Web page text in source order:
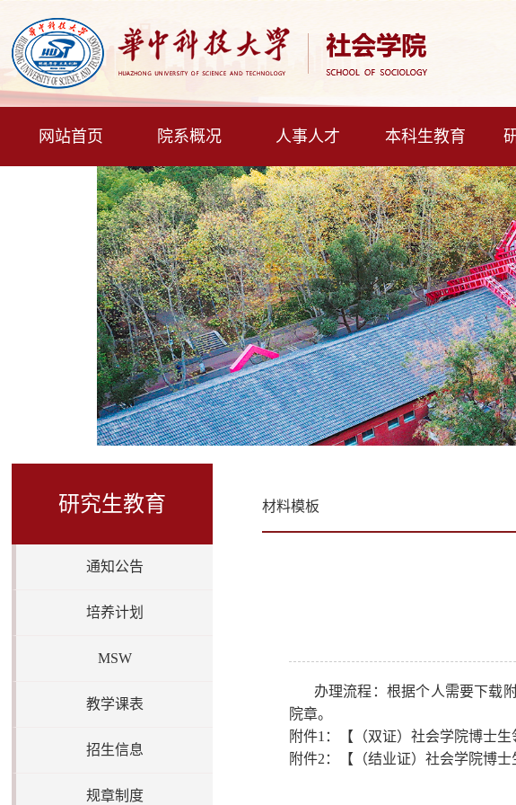
网站首页 院系概况 人事人才 本科生教育
研究生教育
通知公告
培养计划
MSW
教学课表
招生信息
规章制度
材料模板
办理流程：根据个人需要下载
院章。
附件1：【（双证）社会学院博士生
附件2：【 （结业证） 社会学院博士